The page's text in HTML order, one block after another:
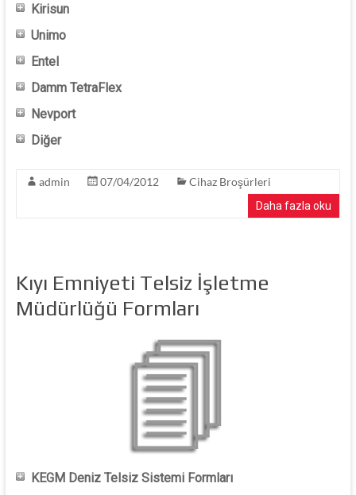
Kirisun
Unimo
Entel
Damm TetraFlex
Nevport
Diğer
admin 07/04/2012 Cihaz Broşürleri
Daha fazla oku
Kıyı Emniyeti Telsiz İşletme
Müdürlüğü Formları
KEGM Deniz Telsiz Sistemi Formları